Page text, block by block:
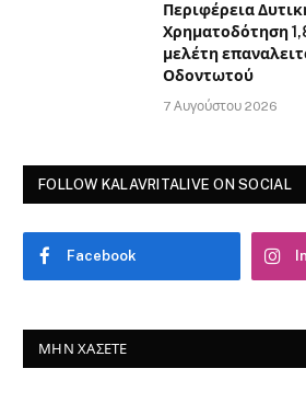
Περιφέρεια
Χρηματοδότηση
μελέτη
Οδοντωτού
7 Αυγούστου 2026
FOLLOW KALAVRITALIVE ON SOCIAL
Facebook
ΜΗΝ ΧΆΣΕΤΕ